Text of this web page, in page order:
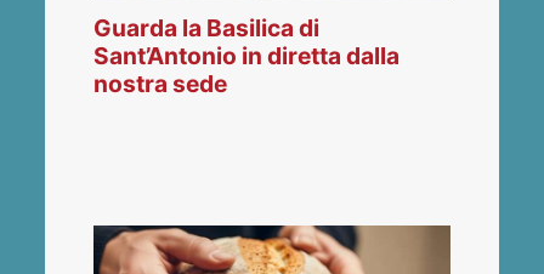
Guarda la Basilica di
Sant’Antonio in diretta dalla
nostra sede